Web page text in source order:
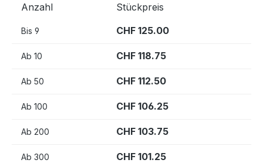
Anzahl Stückpreis
Bis 9 CHF 125.00
Ab 10 CHF 118.75
Ab 50 CHF 112.50
Ab 100 CHF 106.25
Ab 200 CHF 103.75
Ab 300 CHF 101.25